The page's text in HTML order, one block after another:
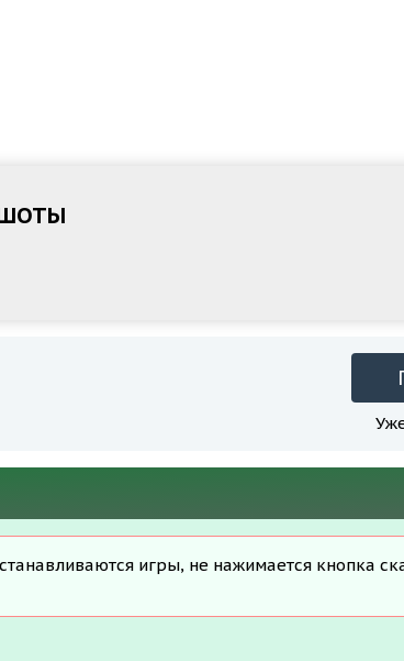
игры, не нажимается кнопка